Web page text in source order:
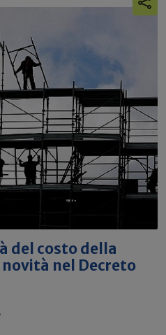
del costo della
nel Decreto